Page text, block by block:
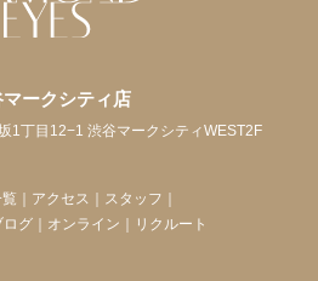
ークシティ店
1丁目12−1 渋谷マークシティWEST2F
｜ アクセス ｜ スタッフ ｜
ログ ｜ オンライン ｜ リクルート